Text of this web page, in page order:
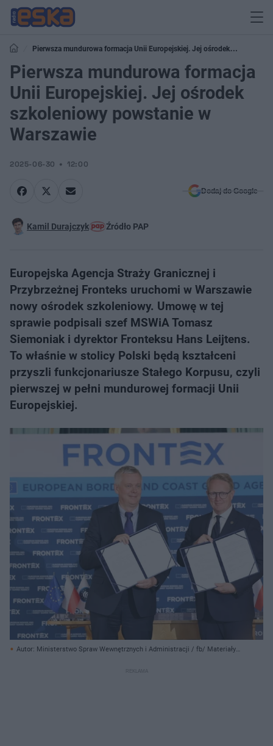
Pierwsza mundurowa formacja Unii Europejskiej. Jej ośrodek
szkoleniowy powstanie w Warszawie
Pierwsza mundurowa formacja
Unii Europejskiej. Jej ośrodek
szkoleniowy powstanie w
Warszawie
2025-06-30 12:00
Dodaj do Google
Kamil Durajczyk Źródło PAP
Europejska Agencja Straży Granicznej i
Przybrzeżnej Fronteks uruchomi w Warszawie
nowy ośrodek szkoleniowy. Umowę w tej
sprawie podpisali szef MSWiA Tomasz
Siemoniak i dyrektor Fronteksu Hans Leijtens.
To właśnie w stolicy Polski będą kształceni
przyszli funkcjonariusze Stałego Korpusu, czyli
pierwszej w pełni mundurowej formacji Unii
Europejskiej.
Autor: Ministerstwo Spraw Wewnętrznych i Administracji / fb/ Materiały